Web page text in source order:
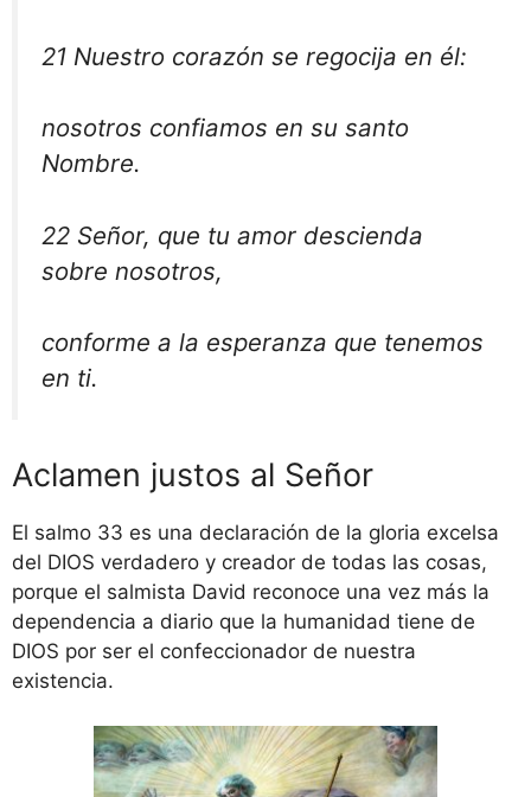
21 Nuestro corazón se regocija en él:
nosotros confiamos en su santo
Nombre.
22 Señor, que tu amor descienda
sobre nosotros,
conforme a la esperanza que tenemos
en ti.
Aclamen justos al Señor
El salmo 33 es una declaración de la gloria excelsa
del DIOS verdadero y creador de todas las cosas,
porque el salmista David reconoce una vez más la
dependencia a diario que la humanidad tiene de
DIOS por ser el confeccionador de nuestra
existencia.